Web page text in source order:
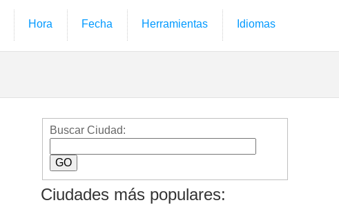
Hora Fecha Herramientas Idiomas
Buscar Ciudad:
Ciudades más populares: